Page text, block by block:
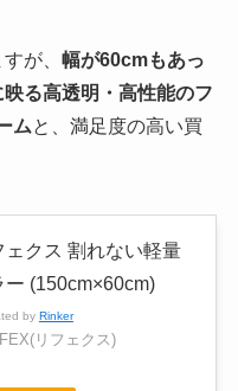
が、 幅が60cmもあっ
る高透明・高性能のフ
ムと、満足度の高い買
ェクス 割れない軽量
ー (150cm×60cm)
by Rinker
リフェクス)